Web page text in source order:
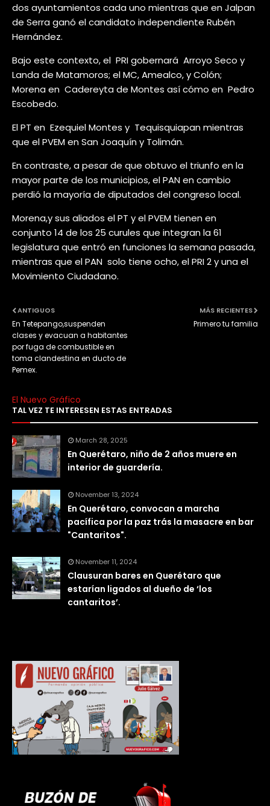
dos ayuntamientos cada uno mientras que en Jalpan
de Serra ganó el candidato independiente Rubén
Hernández.
Bajo este contexto, el PRI gobernará Arroyo Seco y
Landa de Matamoros; el MC, Amealco, y Colón;
Morena en Cadereyta de Montes así cómo en Pedro
Escobedo.
El PT en Ezequiel Montes y Tequisquiapan mientras
que el PVEM en San Joaquín y Tolimán.
En contraste, a pesar de que obtuvo el triunfo en la
mayor parte de los municipios, el PAN en cambio
perdió la mayoría de diputados del congreso local.
Morena,y sus aliados el PT y el PVEM tienen en
conjunto 14 de los 25 curules que integran la 61
legislatura que entró en funciones la semana pasada,
mientras que el PAN solo tiene ocho, el PRI 2 y una el
Movimiento Ciudadano.
MÁS RECIENTES
Primero tu familia
ANTIGUOS
En Tetepango,suspenden
clases y evacuan a habitantes
por fuga de combustible en
toma clandestina en ducto de
Pemex.
El Nuevo Gráfico
TAL VEZ TE INTERESEN ESTAS ENTRADAS
March 28, 2025
En Querétaro, niño de 2 años muere en
interior de guardería.
November 13, 2024
En Querétaro, convocan a marcha
pacífica por la paz trás la masacre en bar
"Cantaritos".
November 11, 2024
Clausuran bares en Querétaro que
estarían ligados al dueño de ‘los
cantaritos’.